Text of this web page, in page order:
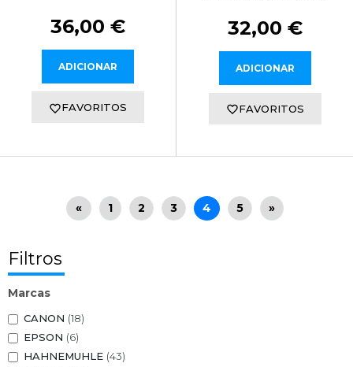
Filtros
Marcas
CANON (18)
EPSON (6)
HAHNEMUHLE (43)
36,00 €
ADICIONAR
FAVORITOS
32,00 €
ADICIONAR
FAVORITOS
« 1 2 3 4 5 »